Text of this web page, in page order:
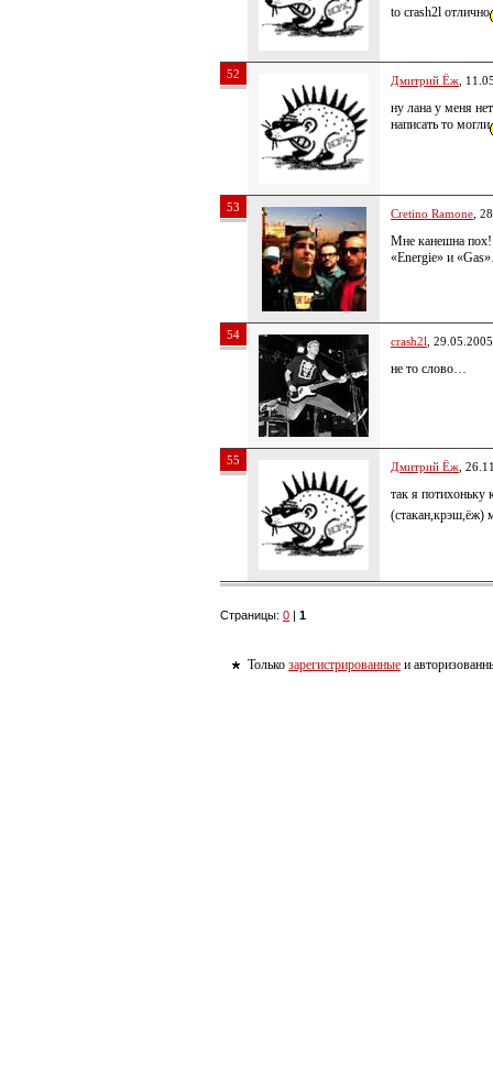
to crash2l отлично
52 Дмитрий Ёж ,
ну лана у меня
написать то могли
53 Cretino Ramone ,
Мне канешна
«Energie» и
54 crash2l ,
не то слово…
55 Дмитрий Ёж ,
так я потихоньку
(стакан,крэш,ёж)
Страницы: 0 | 1
Только зарегистрированные и